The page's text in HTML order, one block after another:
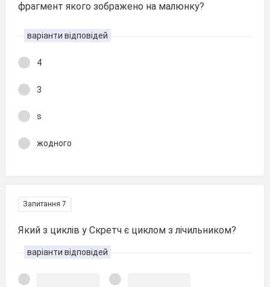
фрагмент якого зображено на малюнку?
варіанти відповідей
4
3
s
жодного
Запитання 7
Який з циклів у Скретч є циклом з лічильником?
варіанти відповідей